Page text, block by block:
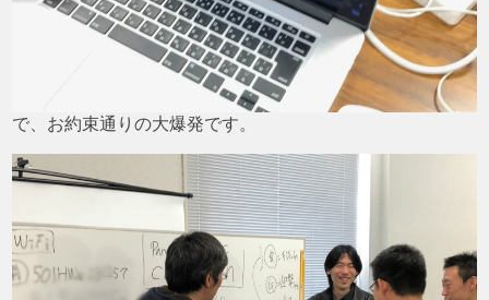
で、お約束通りの大爆発です。